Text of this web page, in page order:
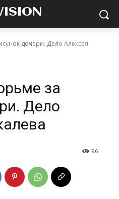
дочери. Дело Алексея
за
Дело
96